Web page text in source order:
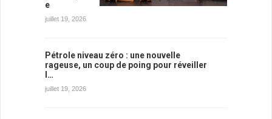
e
juillet 19, 2026
Pétrole niveau zéro : une nouvelle
rageuse, un coup de poing pour réveiller
l…
juillet 19, 2026